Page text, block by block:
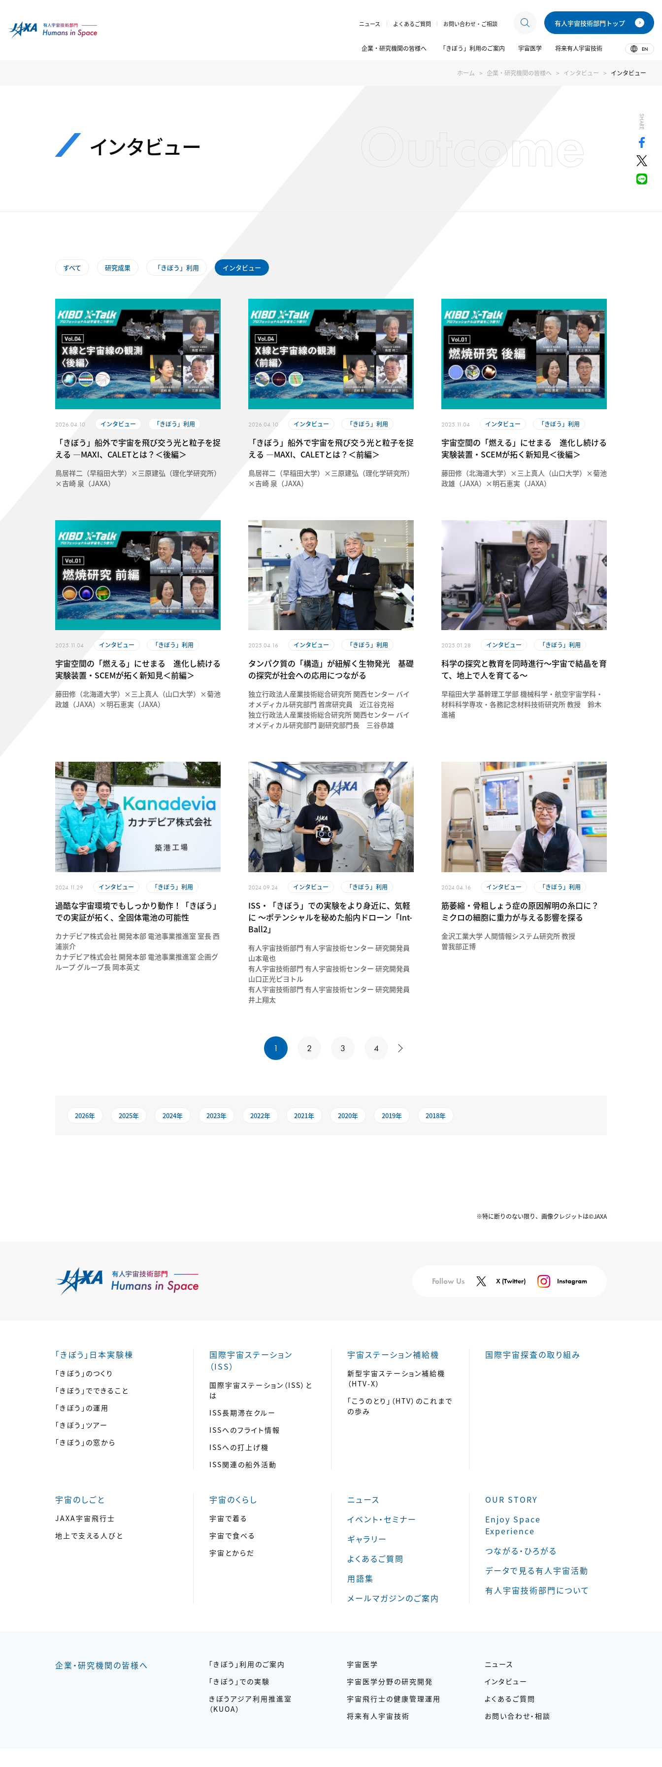
ニュース よくあるご質問 お問い合わせ・ご相談 有人宇宙技術部門トップ
企業・研究機関の皆様へ 「きぼう」利用のご案内 宇宙医学 将来有人宇宙技術 EN
ホーム 企業・研究機関の皆様へ インタビュー インタビュー
インタビュー Outcome SHARE
すべて 研究成果 「きぼう」利用 インタビュー
2026.04.10 インタビュー 「きぼう」利用
「きぼう」船外で宇宙を飛び交う光と粒子を捉
える ―MAXI、CALETとは？＜後編＞
鳥居祥二（早稲田大学）×三原建弘（理化学研究所）
×吉崎 泉（JAXA）
2026.04.10 インタビュー 「きぼう」利用
「きぼう」船外で宇宙を飛び交う光と粒子を捉
える ―MAXI、CALETとは？＜前編＞
鳥居祥二（早稲田大学）×三原建弘（理化学研究所）
×吉崎 泉（JAXA）
2025.11.04 インタビュー 「きぼう」利用
宇宙空間の「燃える」にせまる 進化し続ける
実験装置・SCEMが拓く新知見＜後編＞
藤田修（北海道大学）×三上真人（山口大学）×菊池
政雄（JAXA）×明石恵実（JAXA）
2025.11.04 インタビュー 「きぼう」利用
宇宙空間の「燃える」にせまる 進化し続ける
実験装置・SCEMが拓く新知見＜前編＞
藤田修（北海道大学）×三上真人（山口大学）×菊池
政雄（JAXA）×明石恵実（JAXA）
2025.04.16 インタビュー 「きぼう」利用
タンパク質の「構造」が紐解く生物発光 基礎
の探究が社会への応用につながる
独立行政法人産業技術総合研究所 関西センター バイ
オメディカル研究部門 首席研究員 近江谷克裕
独立行政法人産業技術総合研究所 関西センター バイ
オメディカル研究部門 副研究部門長 三谷恭雄
2025.01.28 インタビュー 「きぼう」利用
科学の探究と教育を同時進行～宇宙で結晶を育
て、地上で人を育てる～
早稲田大学 基幹理工学部 機械科学・航空宇宙学科・
材料科学専攻・各務記念材料技術研究所 教授 鈴木
進補
2024.11.29 インタビュー 「きぼう」利用
過酷な宇宙環境でもしっかり動作！「きぼう」
での実証が拓く、全固体電池の可能性
カナデビア株式会社 開発本部 電池事業推進室 室長 西
浦崇介
カナデビア株式会社 開発本部 電池事業推進室 企画グ
ループ グループ長 岡本英丈
2024.09.24 インタビュー 「きぼう」利用
ISS・「きぼう」での実験をより身近に、気軽
に ～ポテンシャルを秘めた船内ドローン「Int-
Ball2」
有人宇宙技術部門 有人宇宙技術センター 研究開発員
山本竜也
有人宇宙技術部門 有人宇宙技術センター 研究開発員
山口正光ピヨトル
有人宇宙技術部門 有人宇宙技術センター 研究開発員
井上翔太
2024.04.16 インタビュー 「きぼう」利用
筋萎縮・骨粗しょう症の原因解明の糸口に？
ミクロの細胞に重力が与える影響を探る
金沢工業大学 人間情報システム研究所 教授
曽我部正博
1 2 3 4
2026年 2025年 2024年 2023年 2022年 2021年 2020年 2019年 2018年
※特に断りのない限り、画像クレジットは©JAXA
Follow Us X (Twitter) Instagram
「きぼう」日本実験棟
「きぼう」のつくり
「きぼう」でできること
「きぼう」の運用
「きぼう」ツアー
「きぼう」の窓から
国際宇宙ステーション
（ISS）
国際宇宙ステーション（ISS）と
は
ISS長期滞在クルー
ISSへのフライト情報
ISSへの打上げ機
ISS関連の船外活動
宇宙ステーション補給機
新型宇宙ステーション補給機
（HTV-X）
「こうのとり」（HTV）のこれまで
の歩み
国際宇宙探査の取り組み
宇宙のしごと
JAXA宇宙飛行士
地上で支える人びと
宇宙のくらし
宇宙で着る
宇宙で食べる
宇宙とからだ
ニュース
イベント・セミナー
ギャラリー
よくあるご質問
用語集
メールマガジンのご案内
OUR STORY
Enjoy Space
Experience
つながる・ひろがる
データで見る有人宇宙活動
有人宇宙技術部門について
企業・研究機関の皆様へ
「きぼう」利用のご案内
「きぼう」での実験
きぼうアジア利用推進室
（KUOA）
宇宙医学
宇宙医学分野の研究開発
宇宙飛行士の健康管理運用
将来有人宇宙技術
ニュース
インタビュー
よくあるご質問
お問い合わせ・相談